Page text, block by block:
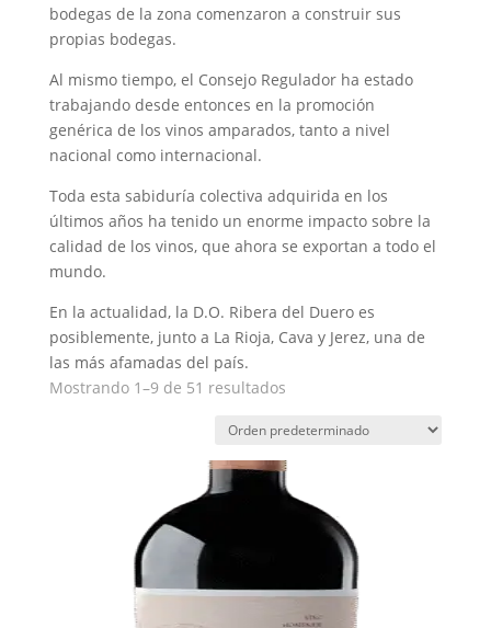
bodegas de la zona comenzaron a construir sus
propias bodegas.
Al mismo tiempo, el Consejo Regulador ha estado
trabajando desde entonces en la promoción
genérica de los vinos amparados, tanto a nivel
nacional como internacional.
Toda esta sabiduría colectiva adquirida en los
últimos años ha tenido un enorme impacto sobre la
calidad de los vinos, que ahora se exportan a todo el
mundo.
En la actualidad, la D.O. Ribera del Duero es
posiblemente, junto a La Rioja, Cava y Jerez, una de
las más afamadas del país.
Mostrando 1–9 de 51 resultados